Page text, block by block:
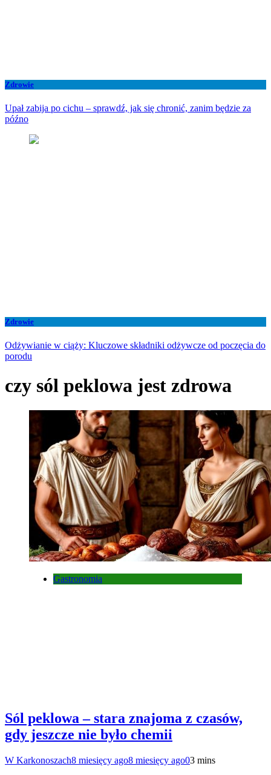
Zdrowie
Upał zabija po cichu – sprawdź, jak się chronić, zanim będzie za
późno
Zdrowie
Odżywianie w ciąży: Kluczowe składniki odżywcze od poczęcia do
porodu
czy sól peklowa jest zdrowa
Gastronomia
Sól peklowa – stara znajoma z czasów,
gdy jeszcze nie było chemii
W Karkonoszach8 miesięcy ago8 miesięcy ago03 mins